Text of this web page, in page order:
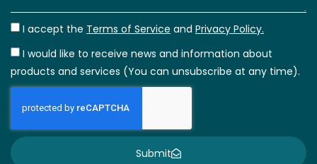
I accept the Terms of Service and Privacy Policy.
I would like to receive news and information about
products and services (You can unsubscribe at any time).
Submit